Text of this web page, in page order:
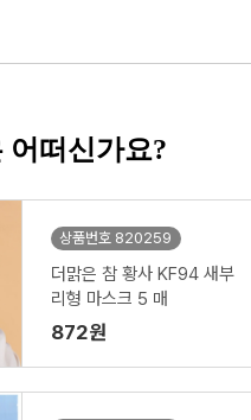
어떠신가요?
상품번호 820259
더맑은 참 황사 KF94 새부
리형 마스크 5 매
872원